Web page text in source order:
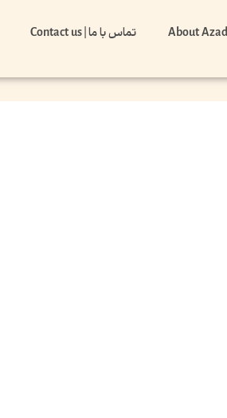
تماس با ما | Contact us